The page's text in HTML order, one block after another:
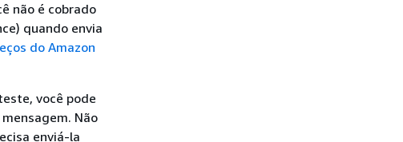
não é cobrado
quando envia
do Amazon
você pode
Não
enviá-la